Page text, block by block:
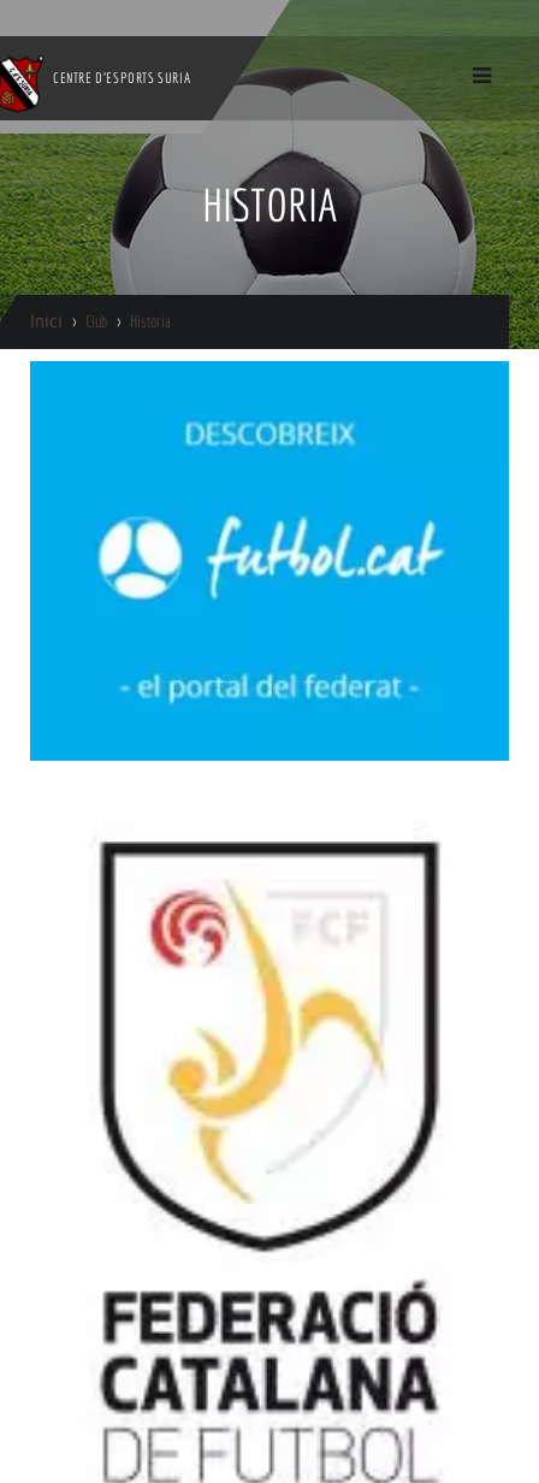
CENTRE D'ESPORTS SURIA
HISTORIA
Inici Club Historia